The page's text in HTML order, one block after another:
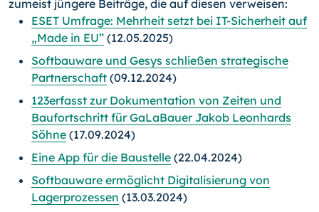
zumeist jüngere Beiträge, die auf diesen verweisen:
ESET Umfrage: Mehrheit setzt bei IT-Sicherheit auf
„Made in EU” (12.05.2025)
Softbauware und Gesys schließen strategische
Partnerschaft (09.12.2024)
123erfasst zur Dokumentation von Zeiten und
Baufortschritt für GaLaBauer Jakob Leonhards
Söhne (17.09.2024)
Eine App für die Baustelle (22.04.2024)
Softbauware ermöglicht Digitalisierung von
Lagerprozessen (13.03.2024)